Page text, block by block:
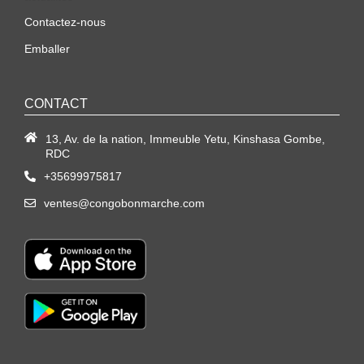
Contactez-nous
Emballer
CONTACT
13, Av. de la nation, Immeuble Yetu, Kinshasa Gombe,
RDC
+35699975817
ventes@congobonmarche.com